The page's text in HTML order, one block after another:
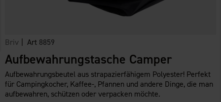
Briv | Art 8859
Aufbewahrungstasche Camper
Aufbewahrungsbeutel aus strapazierfähigem Polyester! Perfekt
für Campingkocher, Kaffee-, Pfannen und andere Dinge, die man
aufbewahren, schützen oder verpacken möchte.